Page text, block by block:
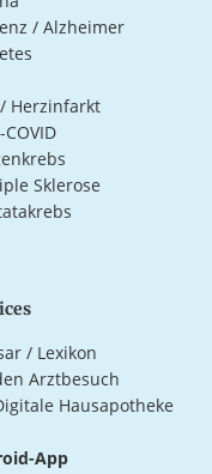
/ Alzheimer
/ Herzinfarkt
COVID
Sklerose
/ Lexikon
Arztbesuch
Hausapotheke
App